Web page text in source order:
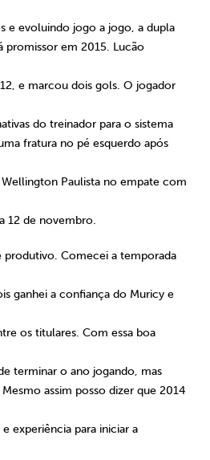
e evoluindo jogo a jogo, a dupla
promissor em 2015. Lucão
e marcou dois gols. O jogador
do treinador para o sistema
fratura no pé esquerdo após
Paulista no empate com
12 de novembro.
produtivo. Comecei a temporada
ganhei a confiança do Muricy e
os titulares. Com essa boa
terminar o ano jogando, mas
assim posso dizer que 2014
experiência para iniciar a